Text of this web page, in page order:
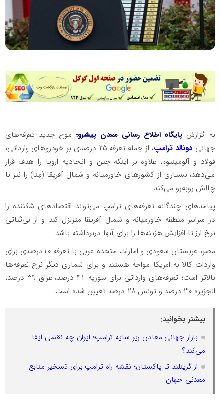
به گزارش پایگاه اطلاع رسانی معدن پیشرو؛ موج جدید تعرفه‌های
جهانی دونالد ترامپ
، از جمله تعرفه ۲۵ درصدی بر خودروهای وارداتی،
فولاد و آلومینیوم، علاوه بر اینکه چین و اتحادیه اروپا را هدف قرار
می‌دهد، بسیاری از کشورهای خاورمیانه و شمال آفریقا (مِنا) را نیز با
چالش روبه‌رو می‌کند.
پیامدهای چندگانه تعرفه‌های ترامپ می‌تواند اقتصادهای شکننده را
در سراسر منطقه خاورمیانه و شمال آفریقا متزلزل کند و از بی‌ثباتی
نرخ ارز تا افزایش هزینه‌ها را برای آنها دربرداشته باشد.
مصر، عربستان سعودی و امارات متحده عربی با تعرفه ۱۰درصدی برای
واردات کالا به امریکا مواجه هستند و برای شماری دیگر نرخ تعرفه‌ها
بالاتر است؛ تعرفه‌های وارداتی برای سوریه ۴۱ درصد، عراق ۳۹ درصد،
الجزیره ۳۰ درصد و تونس ۲۸ درصد تعیین شده است.
بیشتر بخوانید:
بازار جهانی معادن زیر سایه ترامپ؛ ایران چه نقشی ایفا
می‌کند؟
از گرینلند تا پاکستان؛ نقشه راه ترامپ برای تسخیر منابع
معدنی جهان